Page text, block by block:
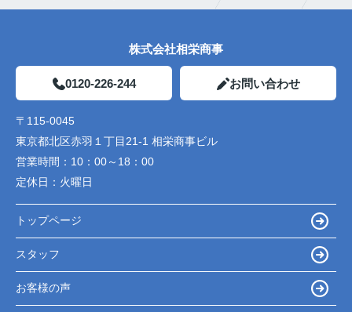
株式会社相栄商事
0120-226-244 お問い合わせ
〒115-0045
東京都北区赤羽１丁目21-1 相栄商事ビル
営業時間： 10：00～18：00
定休日： 火曜日
トップページ
スタッフ
お客様の声